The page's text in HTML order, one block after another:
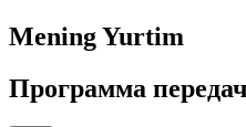
Mening Yurtim
Программа